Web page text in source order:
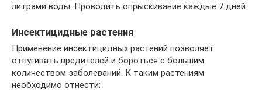
литрами воды. Проводить опрыскивание каждые 7 дней.
Инсектицидные растения
Применение инсектицидных растений позволяет
отпугивать вредителей и бороться с большим
количеством заболеваний. К таким растениям
необходимо отнести: